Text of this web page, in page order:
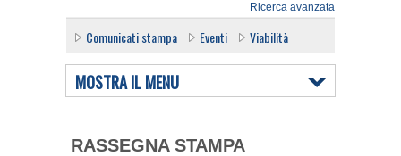
Ricerca avanzata
Comunicati stampa Eventi Viabilità
MOSTRA IL MENU
RASSEGNA STAMPA